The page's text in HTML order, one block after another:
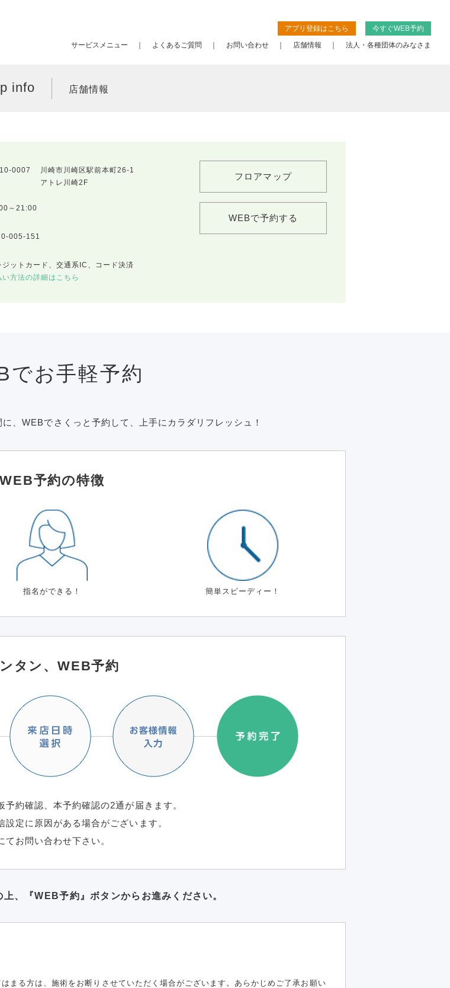
アプリ登録はこちら
今すぐWEB予約
サービスメニュー
よくあるご質問 お問い合わせ 店舗情報 法人・各種団体のみなさま
info 店舗情報
0007
川崎市川崎区駅前本町26-1
アトレ川崎2F
～21:00
005-151
ジットカード、交通系IC、コード決済
い方法の詳細はこちら
フロアマップ
WEBで予約する
でお手軽予約
、WEBでさくっと予約して、上手にカラダリフレッシュ！
WEB予約の特徴
指名ができる！ 簡単スピーディー！
タン、WEB予約
約確認、本予約確認の2通が届きます。
定に原因がある場合がございます。
お問い合わせ下さい。
、『WEB予約』ボタンからお進みください。
まる方は、施術をお断りさせていただく場合がございます。あらかじめご了承お願い